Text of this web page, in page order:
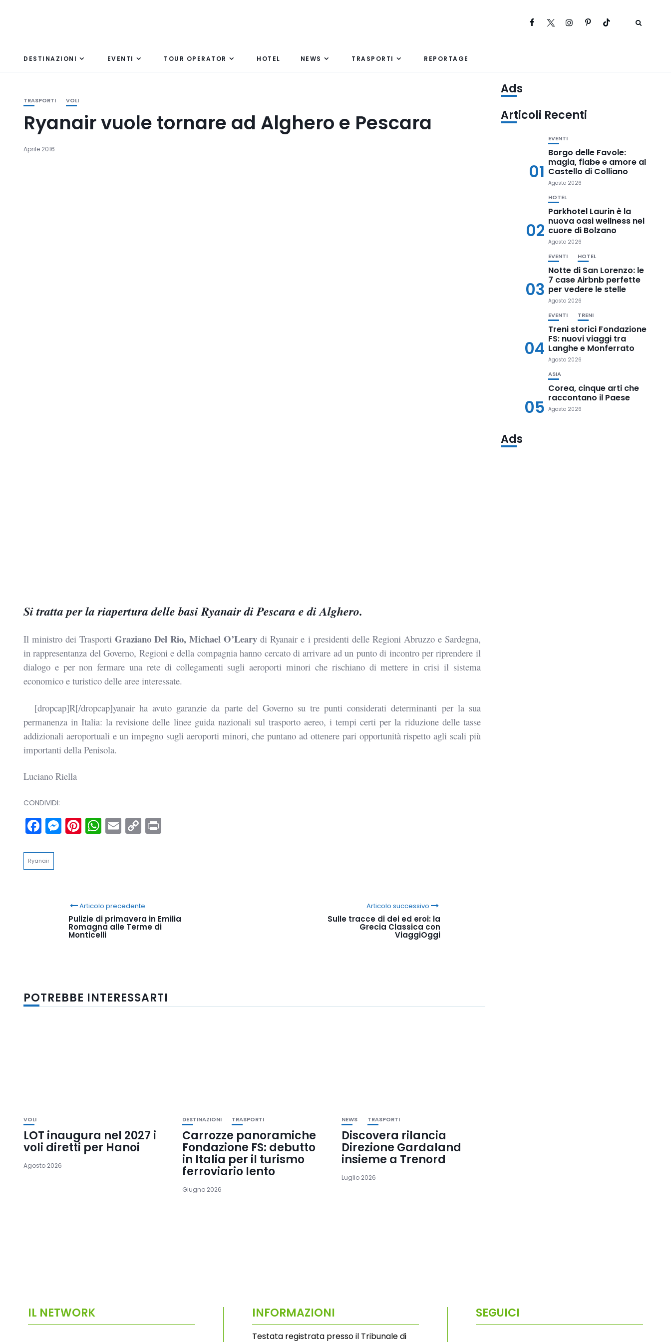
DESTINAZIONI EVENTI TOUR OPERATOR HOTEL NEWS TRASPORTI REPORTAGE
TRASPORTI VOLI
Ryanair vuole tornare ad Alghero e Pescara
Aprile 2016
Si tratta per la riapertura delle basi Ryanair di Pescara e di Alghero.
Il ministro dei TrasportiGraziano Del Rio, Michael O’Leary di Ryanair e i presidenti delle Regioni Abruzzo e Sardegna,
in rappresentanza del Governo, Regioni e della compagnia hanno cercato di arrivare ad un punto di incontro per riprendere il
dialogo e per non fermare una rete di collegamenti sugli aeroporti minori che rischiano di mettere in crisi il sistema
economico e turistico delle aree interessate.
[dropcap]R[/dropcap]yanair ha avuto garanzie da parte del Governo su tre punti considerati determinanti per la sua
permanenza in Italia: la revisione delle linee guida nazionali sul trasporto aereo, i tempi certi per la riduzione delle tasse
addizionali aeroportuali e un impegno sugli aeroporti minori, che puntano ad ottenere pari opportunità rispetto agli scali più
importanti della Penisola.
Luciano Riella
CONDIVIDI:
Facebook
Messenger
Pinterest
WhatsApp
Email
Copy
Link
Ryanair
Articolo precedente
Pulizie di primavera in Emilia
Romagna alle Terme di
Monticelli
Articolo successivo
Sulle tracce di dei ed eroi: la
Grecia Classica con
POTREBBE INTERESSARTI
VOLI
LOT inaugura nel 2027 i
voli diretti per Hanoi
Agosto 2026
DESTINAZIONI TRASPORTI
Carrozze panoramiche
Fondazione FS: debutto
in Italia per il turismo
ferroviario lento
Giugno 2026
NEWS TRASPORTI
Discovera rilancia
Direzione Gardaland
insieme a Trenord
Luglio 2026
Ads
Articoli Recenti
01
EVENTI
Borgo delle Favole:
magia, fiabe e amore al
Castello di Colliano
Agosto 2026
02
HOTEL
Parkhotel Laurin è la
nuova oasi wellness nel
cuore di Bolzano
Agosto 2026
03
EVENTI HOTEL
Notte di San Lorenzo: le
7 case Airbnb perfette
per vedere le stelle
Agosto 2026
04
EVENTI TRENI
Treni storici Fondazione
FS: nuovi viaggi tra
Langhe e Monferrato
Agosto 2026
05
ASIA
Corea, cinque arti che
raccontano il Paese
Agosto 2026
Ads
IL NETWORK INFORMAZIONI
Testata registrata presso il Tribunale di
SEGUICI